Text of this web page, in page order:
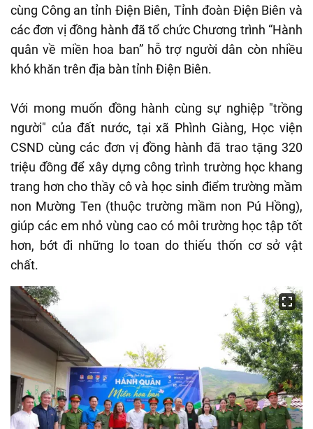
cùng Công an tỉnh Điện Biên, Tỉnh đoàn Điện Biên và
các đơn vị đồng hành đã tổ chức Chương trình “Hành
quân về miền hoa ban” hỗ trợ người dân còn nhiều
khó khăn trên địa bàn tỉnh Điện Biên.
Với mong muốn đồng hành cùng sự nghiệp "trồng
người" của đất nước, tại xã Phình Giàng, Học viện
CSND cùng các đơn vị đồng hành đã trao tặng 320
triệu đồng để xây dựng công trình trường học khang
trang hơn cho thầy cô và học sinh điểm trường mầm
non Mường Ten (thuộc trường mầm non Pú Hồng),
giúp các em nhỏ vùng cao có môi trường học tập tốt
hơn, bớt đi những lo toan do thiếu thốn cơ sở vật
chất.